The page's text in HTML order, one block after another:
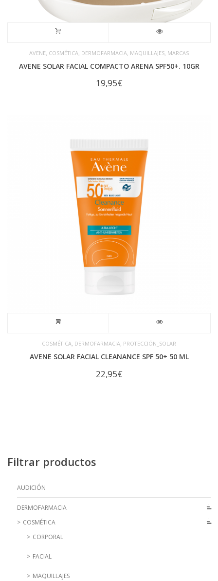
AVENE COSMÉTICA DERMOFARMACIA MAQUILLAJES MARCAS
AVENE SOLAR FACIAL COMPACTO ARENA SPF50+. 10GR
19,95€
COSMÉTICA, DERMOFARMACIA, PROTECCIÓN_SOLAR
AVENE SOLAR FACIAL CLEANANCE SPF 50+ 50 ML
22,95€
Filtrar productos
AUDICIÓN
DERMOFARMACIA
COSMÉTICA
CORPORAL
FACIAL
MAQUILLAJES